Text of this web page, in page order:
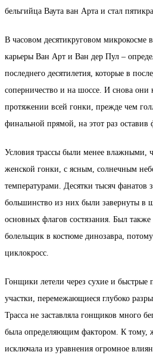
бельгийца Ваута ван Арта и стал
В часовом десятикруговом микрокосме
карьеры Ван Арт и Ван дер Пул –
последнего десятилетия, которые в
соперничество и на шоссе. И снова они
протяжении всей гонки, прежде чем
финальной прямой, на этот раз оставив
Условия трассы были менее влажными,
женской гонки, с ясным, солнечным
температурами. Десятки тысяч фанатов
большинство из них были завернуты
основных флагов состязания. Был
болельщик в костюме динозавра,
циклокросс.
Гонщики летели через сухие и быстрые
участки, перемежающиеся глубоко
Трасса не заставляла гонщиков много
была определяющим фактором. К тому,
исключала из уравнения огромное